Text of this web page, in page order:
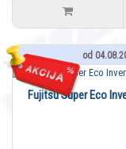
od
Fujitsu Super Eco